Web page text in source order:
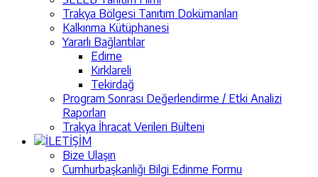
Trakya Bölgesi Tanıtım Dokümanları
Kalkınma Kütüphanesi
Yararlı Bağlantılar
Edirne
Kırklareli
Tekirdağ
Program Sonrası Değerlendirme / Etki Analizi
Raporları
Trakya İhracat Verileri Bülteni
İLETİŞİM
Bize Ulaşın
Cumhurbaşkanlığı Bilgi Edinme Formu